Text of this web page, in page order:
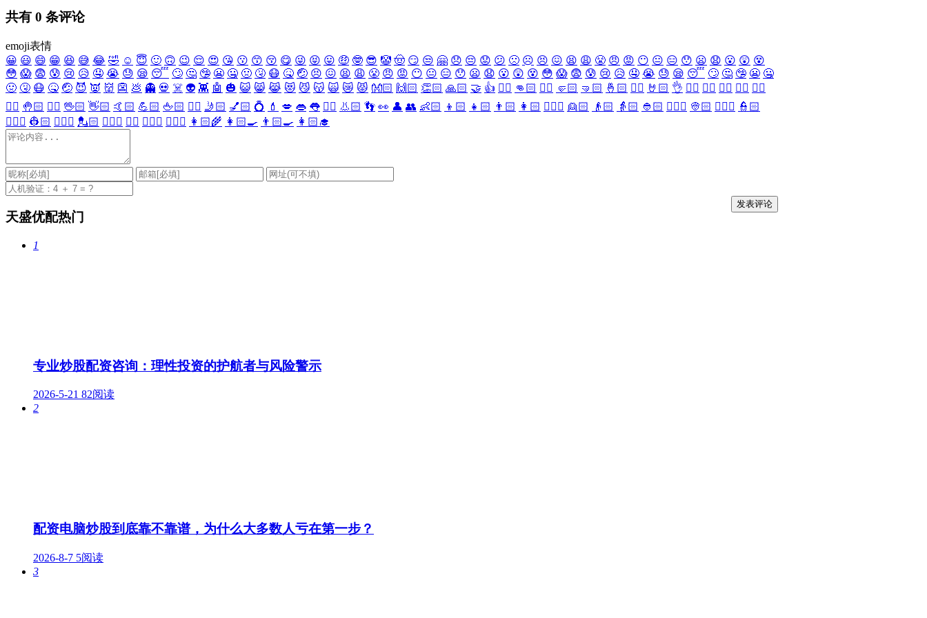
共有 0 条评论
emoji表情
😀 😃 😄 😁 😆 😅 😂 🤣 ☺️ 😇 🙂 🙃 😉 😌 😍 😘 😗 😙 😚 😋 😜 😝 😛 🤑 🤓 😎 🤡 🤠 😏 😒 🤗 😞 😔 😟 😕 🙁 ☹️ 😣 😖 😫 😩 😤 😠 😡 😶 😐 😑 😯 😦 😧 😮 😲 😵
😳 😱 😨 😰 😢 😥 🤤 😭 😓 😪 😴 🙄 🤔 🤥 😬 🤐 🤢 🤧 😷 🤒 🤕 😣 😖 😫 😩 😤 😠 😡 😶 😐 😑 😯 😦 😧 😮 😲 😵 😳 😱 😨 😰 😢 😥 🤤 😭 😓 😪 😴 🙄 🤔 🤥 😬 🤐
🤢 🤧 😷 🤒 🤕 😈 👿 👹 👺 💩 👻 💀 ☠️ 👽 👾 🤖 🎃 😺 😸 😹 😻 😼 😽 🙀 😿 😾 👐🏻 🙌🏻 👏🏻 🙏🏻 🤝 👍 👎🏻 👊🏻 ✊🏻 🤛🏻 🤜🏻 🤞🏻 ✌🏻 🤘🏻 👌 👈🏻 👉🏻 👆🏻 👇🏻 ☝🏻
✋🏻 🤚🏻 🖐🏻 🖖🏻 👋🏻 🤙🏻 💪🏻 🖕🏻 ✍🏻 🤳🏻 💅🏻 💍 💄 💋 👄 👅 👂🏻 👃🏻 👣 👀 👤 👥 👶🏻 👦🏻 👧🏻 👨🏻 👩🏻 👱🏻‍♀️ 👱🏻 👴🏻 👵🏻 👲🏻 👳🏻‍♀️ 👳🏻 👮🏻‍♀️ 👮🏻
👷🏻‍♀️ 👷🏻 💂🏻‍♀️ 💂🏻 🕵🏻‍♀️ 🕵🏻 👩🏻‍⚕️ 👨🏻‍⚕️ 👩🏻‍🌾 👩🏻‍🍳 👨🏻‍🍳 👩🏻‍🎓
天盛优配热门
1
专业炒股配资咨询：理性投资的护航者与风险警示
2026-5-21 82阅读
2
配资电脑炒股到底靠不靠谱，为什么大多数人亏在第一步？
2026-8-7 5阅读
3